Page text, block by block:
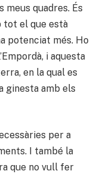
meus quadres. És
tot el que està
potenciat més. Ho
i aquesta
en la qual es
ginesta amb els
per a
I també la
que no vull fer